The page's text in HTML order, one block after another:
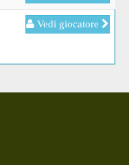
Vedi giocatore